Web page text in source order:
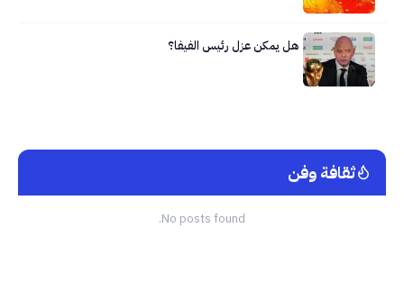
هل يمكن عزل رئيس الفيفا؟
ثقافة وفن
No posts found.